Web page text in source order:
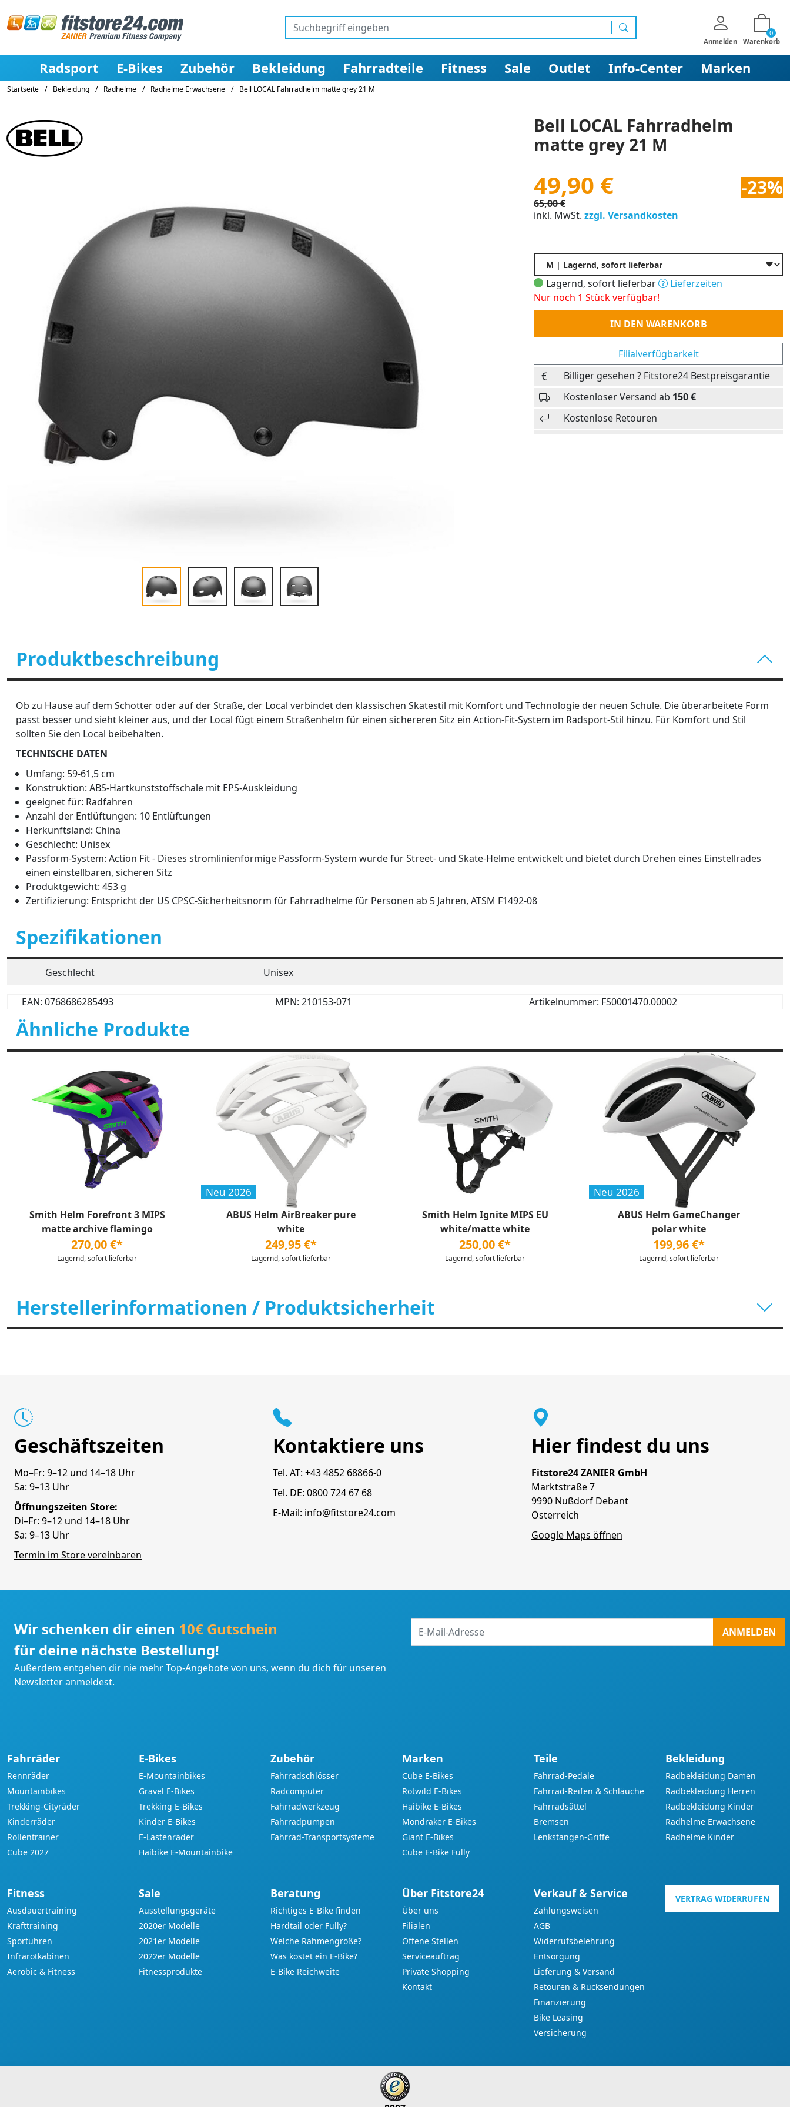
Suchen Anmelden Warenkorb
0
Radsport E-Bikes Zubehör Bekleidung Fahrradteile Fitness Sale Outlet Info-Center Marken
Startseite / Bekleidung / Radhelme / Radhelme Erwachsene / Bell LOCAL Fahrradhelm matte grey 21 M
Bell LOCAL Fahrradhelm
matte grey 21 M
49,90 € -23%
65,00 €
inkl. MwSt. zzgl. Versandkosten
Lagernd, sofort lieferbar
Lieferzeiten
Nur noch 1 Stück verfügbar!
Anzahl
IN DEN WARENKORB
Filialverfügbarkeit
Billiger gesehen ? Fitstore24 Bestpreisgarantie
Kostenloser Versand ab 150 €
Kostenlose Retouren
Produktbeschreibung
Ob zu Hause auf dem Schotter oder auf der Straße, der Local verbindet den klassischen Skatestil mit Komfort und Technologie der neuen Schule. Die überarbeitete Form
passt besser und sieht kleiner aus, und der Local fügt einem Straßenhelm für einen sichereren Sitz ein Action-Fit-System im Radsport-Stil hinzu. Für Komfort und Stil
sollten Sie den Local beibehalten.
TECHNISCHE DATEN
Umfang: 59-61,5 cm
Konstruktion: ABS-Hartkunststoffschale mit EPS-Auskleidung
geeignet für: Radfahren
Anzahl der Entlüftungen: 10 Entlüftungen
Herkunftsland: China
Geschlecht: Unisex
Passform-System: Action Fit - Dieses stromlinienförmige Passform-System wurde für Street- und Skate-Helme entwickelt und bietet durch Drehen eines Einstellrades
einen einstellbaren, sicheren Sitz
Produktgewicht: 453 g
Zertifizierung: Entspricht der US CPSC-Sicherheitsnorm für Fahrradhelme für Personen ab 5 Jahren, ATSM F1492-08
Spezifikationen
Geschlecht Unisex
EAN: 0768686285493 MPN: 210153-071 Artikelnummer: FS0001470.00002
Ähnliche Produkte
Smith Helm Forefront 3 MIPS
matte archive flamingo
270,00 €*
Lagernd, sofort lieferbar
Neu 2026
ABUS Helm AirBreaker pure
white
249,95 €*
Lagernd, sofort lieferbar
Smith Helm Ignite MIPS EU
white/matte white
250,00 €*
Lagernd, sofort lieferbar
Neu 2026
ABUS Helm GameChanger
polar white
199,96 €*
Lagernd, sofort lieferbar
Herstellerinformationen / Produktsicherheit
Geschäftszeiten
Mo–Fr: 9–12 und 14–18 Uhr
Sa: 9–13 Uhr
Öffnungszeiten Store:
Di–Fr: 9–12 und 14–18 Uhr
Sa: 9–13 Uhr
Termin im Store vereinbaren
Kontaktiere uns
Tel. AT: +43 4852 68866-0
Tel. DE: 0800 724 67 68
E-Mail: info@fitstore24.com
Hier findest du uns
Fitstore24 ZANIER GmbH
Marktstraße 7
9990 Nußdorf Debant
Österreich
Google Maps öffnen
Wir schenken dir einen 10€ Gutschein
für deine nächste Bestellung!
Außerdem entgehen dir nie mehr Top-Angebote von uns, wenn du dich für unseren
Newsletter anmeldest.
Mail-
ANMELDEN
Fahrräder
Rennräder
Mountainbikes
Trekking-Cityräder
Kinderräder
Rollentrainer
Cube 2027
E-Bikes
E-Mountainbikes
Gravel E-Bikes
Trekking E-Bikes
Kinder E-Bikes
E-Lastenräder
Haibike E-Mountainbike
Zubehör
Fahrradschlösser
Radcomputer
Fahrradwerkzeug
Fahrradpumpen
Fahrrad-Transportsysteme
Marken
Cube E-Bikes
Rotwild E-Bikes
Haibike E-Bikes
Mondraker E-Bikes
Giant E-Bikes
Cube E-Bike Fully
Teile
Fahrrad-Pedale
Fahrrad-Reifen & Schläuche
Fahrradsättel
Bremsen
Lenkstangen-Griffe
Bekleidung
Radbekleidung Damen
Radbekleidung Herren
Radbekleidung Kinder
Radhelme Erwachsene
Radhelme Kinder
Fitness
Ausdauertraining
Krafttraining
Sportuhren
Infrarotkabinen
Aerobic & Fitness
Sale
Ausstellungsgeräte
2020er Modelle
2021er Modelle
2022er Modelle
Fitnessprodukte
Beratung
Richtiges E-Bike finden
Hardtail oder Fully?
Welche Rahmengröße?
Was kostet ein E-Bike?
E-Bike Reichweite
Über Fitstore24
Über uns
Filialen
Offene Stellen
Serviceauftrag
Private Shopping
Kontakt
Verkauf & Service
Zahlungsweisen
AGB
Widerrufsbelehrung
Entsorgung
Lieferung & Versand
Retouren & Rücksendungen
Finanzierung
Bike Leasing
Versicherung
VERTRAG WIDERRUFEN